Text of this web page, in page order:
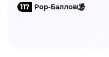
117 Pop-Баллов